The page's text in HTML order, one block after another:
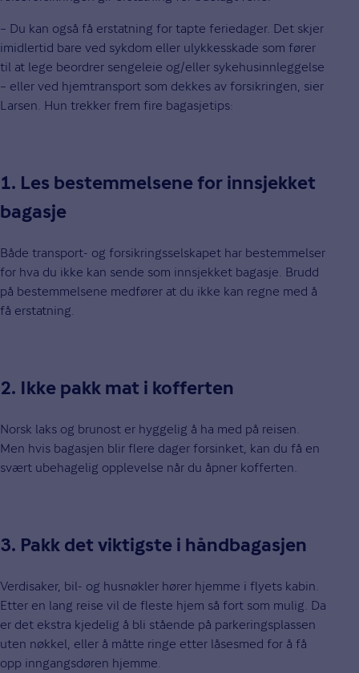
– Du kan også få erstatning for tapte feriedager. Det skjer
imidlertid bare ved sykdom eller ulykkesskade som fører
til at lege beordrer sengeleie og/eller sykehusinnleggelse
– eller ved hjemtransport som dekkes av forsikringen, sier
Larsen. Hun trekker frem fire bagasjetips:
1. Les bestemmelsene for innsjekket
bagasje
Både transport- og forsikringsselskapet har bestemmelser
for hva du ikke kan sende som innsjekket bagasje. Brudd
på bestemmelsene medfører at du ikke kan regne med å
få erstatning.
2. Ikke pakk mat i kofferten
Norsk laks og brunost er hyggelig å ha med på reisen.
Men hvis bagasjen blir flere dager forsinket, kan du få en
svært ubehagelig opplevelse når du åpner kofferten.
3. Pakk det viktigste i håndbagasjen
Verdisaker, bil- og husnøkler hører hjemme i flyets kabin.
Etter en lang reise vil de fleste hjem så fort som mulig. Da
er det ekstra kjedelig å bli stående på parkeringsplassen
uten nøkkel, eller å måtte ringe etter låsesmed for å få
opp inngangsdøren hjemme.